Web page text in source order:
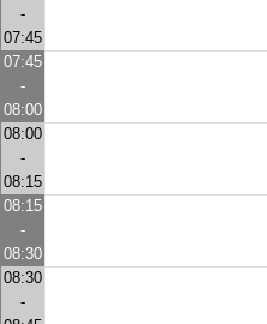
-
07:45
07:45
-
08:00
08:00
-
08:15
08:15
-
08:30
08:30
-